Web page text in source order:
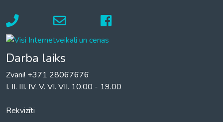
Darba laiks
Zvani! +371 28067676
I. II. III. IV. V. VI. VII. 10.00 - 19.00
Rekvizīti